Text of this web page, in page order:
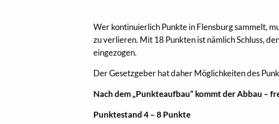
Wer kontinuierlich Punkte in Flensburg sammelt,
zu verlieren. Mit 18 Punkten ist nämlich Schluss,
eingezogen.
Der Gesetzgeber hat daher Möglichkeiten des
Nach dem „Punkteaufbau“ kommt der Abbau –
Punktestand 4 – 8 Punkte